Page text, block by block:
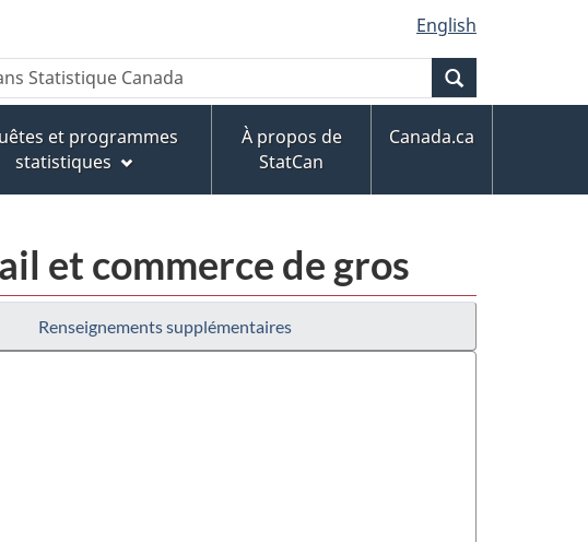
English
et programmes
statistiques
À propos de
StatCan
Canada.ca
et commerce de gros
Renseignements supplémentaires